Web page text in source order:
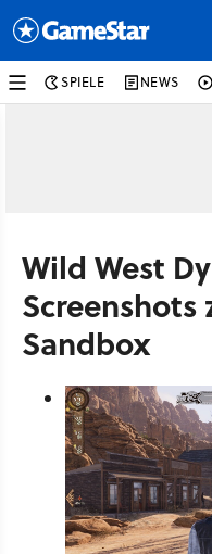
SPIELE NEWS
Wild West
Screenshots
Sandbox